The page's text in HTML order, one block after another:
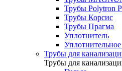
Трубы Polytron
Трубы Корсис
Трубы Прагма
Уплотнитель
Трубы для
Трубы для